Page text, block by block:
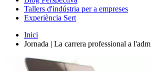
Tallers d'indústria per a empreses
Experiència Sert
Inici
Jornada | La carrera professional a